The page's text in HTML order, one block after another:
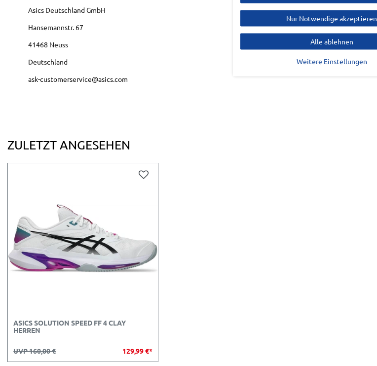
Asics Deutschland GmbH
Hansemannstr. 67
41468 Neuss
Deutschland
ask-customerservice@asics.com
ZULETZT ANGESEHEN
ASICS SOLUTION SPEED FF 4 CLAY
HERREN
UVP 160,00 € 129,99 €*
Nur Notwendige akzeptieren
Alle ablehnen
Weitere Einstellungen